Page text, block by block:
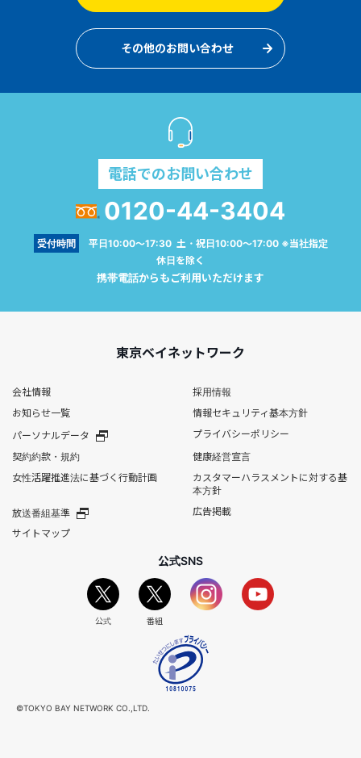
その他のお問い合わせ
電話でのお問い合わせ
0120-44-3404
受付時間
平日10:00～17:30 土・祝日10:00～17:00 ※当社指定
休日を除く
携帯電話からもご利用いただけます
東京ベイネットワーク
会社情報
採用情報
お知らせ一覧
情報セキュリティ基本方針
パーソナルデータ
プライバシーポリシー
契約約款・規約
健康経営宣言
女性活躍推進法に基づく行動計画
カスタマーハラスメントに対する基
本方針
放送番組基準
広告掲載
サイトマップ
公式SNS
公式 番組
©TOKYO BAY NETWORK CO.,LTD.